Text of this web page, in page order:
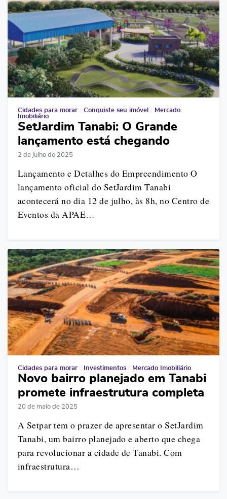
Cidades para morar Conquiste seu imóvel
Mercado
Imobiliário
SetJardim Tanabi: O Grande
lançamento está chegando
2 de julho de 2025
Lançamento e Detalhes do Empreendimento O
lançamento oficial do SetJardim Tanabi
acontecerá no dia 12 de julho, às 8h, no Centro de
Eventos da APAE…
Cidades para morar Investimentos Mercado Imobiliário
Novo bairro planejado em Tanabi
promete infraestrutura completa
20 de maio de 2025
A Setpar tem o prazer de apresentar o SetJardim
Tanabi, um bairro planejado e aberto que chega
para revolucionar a cidade de Tanabi. Com
infraestrutura…